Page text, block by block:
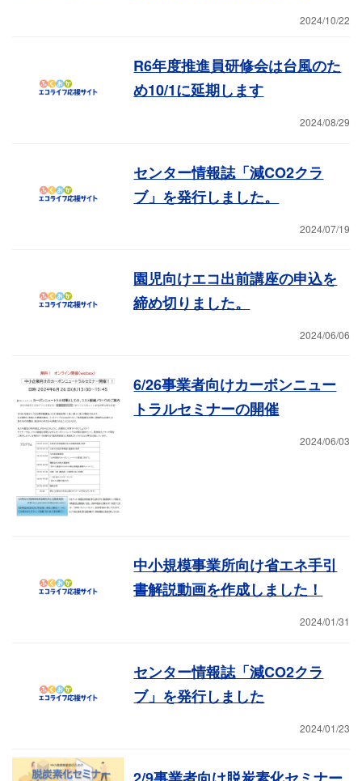
2024/10/22
R6年度推進員研修会は台風のた
め10/1に延期します
2024/08/29
センター情報誌「減CO2クラ
ブ」を発行しました。
2024/07/19
園児向けエコ出前講座の申込を
締め切りました。
2024/06/06
6/26事業者向けカーボンニュー
トラルセミナーの開催
2024/06/03
中小規模事業所向け省エネ手引
書解説動画を作成しました！
2024/01/31
センター情報誌「減CO2クラ
ブ」を発行しました
2024/01/23